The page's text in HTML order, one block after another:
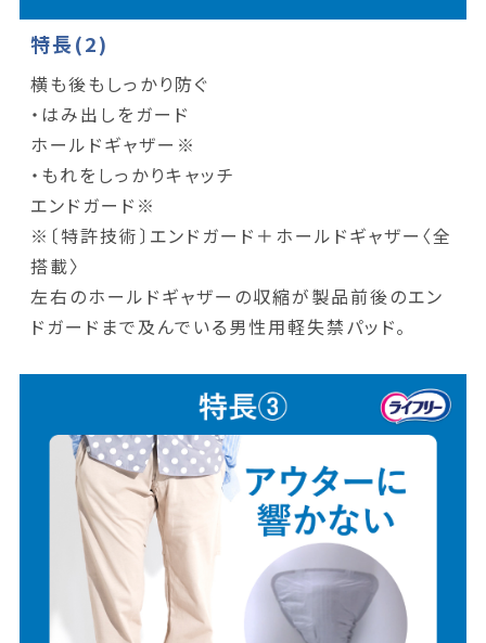
特長(2)
横も後もしっかり防ぐ
・はみ出しをガード
ホールドギャザー※
・もれをしっかりキャッチ
エンドガード※
※〔特許技術〕エンドガード＋ホールドギャザー〈全
搭載〉
左右のホールドギャザーの収縮が製品前後のエン
ドガードまで及んでいる男性用軽失禁パッド。